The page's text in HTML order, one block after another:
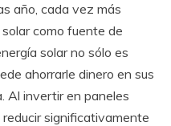
año, cada vez más
como fuente de
solar no sólo es
ahorrarle dinero en sus
Al invertir en paneles
significativamente